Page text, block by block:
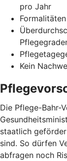
pro Jahr
Kein
Die Pflege-Bahr-
staatlich
sind. So dürfen
abfragen noch